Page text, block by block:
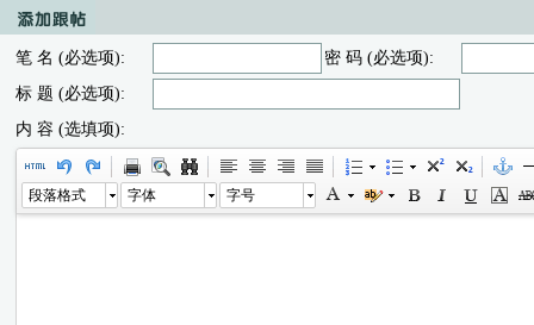
笔 名 (必选项):
密 码 (必选项):
标 题 (必选项):
内 容 (选填项):
段落格式 字体 字号